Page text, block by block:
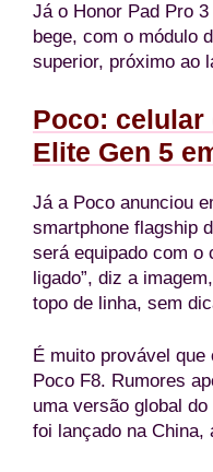
Já o Honor Pad Pro
bege, com o módulo
superior, próximo ao
Poco: celular
Elite Gen 5
Já a Poco anunciou
smartphone flagship
será equipado com o
ligado”, diz a
topo de linha, sem
É muito provável
Poco F8. Rumores
uma versão global
foi lançado na China,